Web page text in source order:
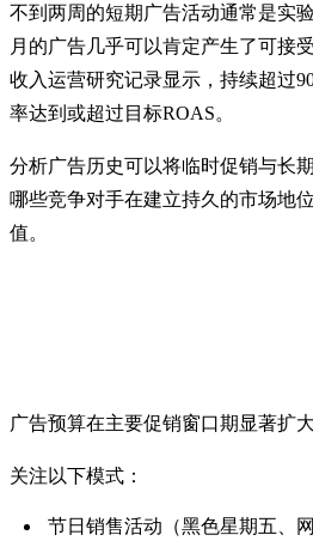
不到两周的短期广告活动通常是实
月的广告几乎可以肯定产生了可接
收入运营研究记录显示，持续超过
率达到或超过目标ROAS。
分析广告历史可以将临时促销与长
哪些竞争对手在建立持久的市场地
值。
广告预算在主要促销窗口期显著扩大
关注以下模式：
节日销售活动（黑色星期五、网